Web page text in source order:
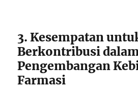
3. Kesempatan
Berkontribusi
Pengembangan
Farmasi